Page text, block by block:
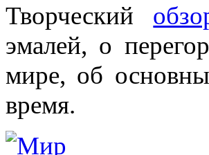
Творческий
эмалей, о
мире, об
время.